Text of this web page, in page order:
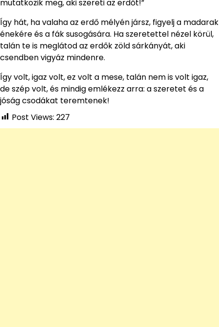
mutatkozik meg, aki szereti az erdőt!”
Így hát, ha valaha az erdő mélyén jársz, figyelj a madarak
énekére és a fák susogására. Ha szeretettel nézel körül,
talán te is meglátod az erdők zöld sárkányát, aki
csendben vigyáz mindenre.
Így volt, igaz volt, ez volt a mese, talán nem is volt igaz,
de szép volt, és mindig emlékezz arra: a szeretet és a
jóság csodákat teremtenek!
Post Views: 227